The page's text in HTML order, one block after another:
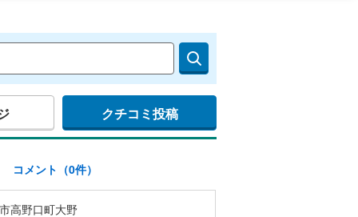
クチコミ投稿
コメント（0件）
高野口町大野